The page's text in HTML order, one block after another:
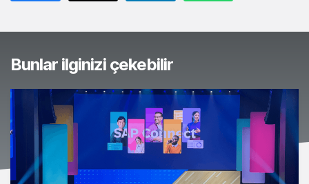
Bunlar ilginizi çekebilir